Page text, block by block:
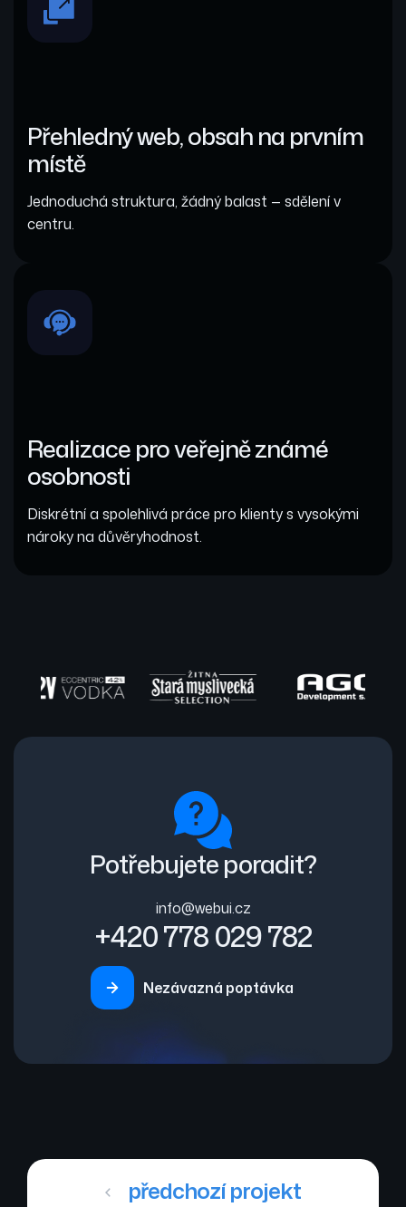
Přehledný web, obsah na prvním
místě
Jednoduchá struktura, žádný balast — sdělení v
centru.
Realizace pro veřejně známé
osobnosti
Diskrétní a spolehlivá práce pro klienty s vysokými
nároky na důvěryhodnost.
Potřebujete poradit?
info@webui.cz
+420 778 029 782
Nezávazná poptávka
předchozí projekt